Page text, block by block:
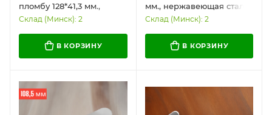
пломбу 128*41,3 мм.,
нержавеющая сталь /
Склад (Минск): 2
В КОРЗИНУ
мм., нержавеющая сталь
/ Долговечный и
Склад (Минск): 2
В КОРЗИНУ